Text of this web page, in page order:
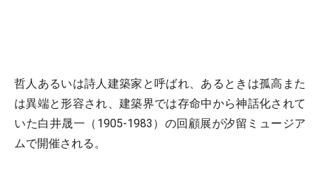
哲人あるいは詩人建築家と呼ばれ、あるときは孤高また
は異端と形容され、建築界では存命中から神話化されて
いた白井晟一（1905-1983）の回顧展が汐留ミュージア
ムで開催される。